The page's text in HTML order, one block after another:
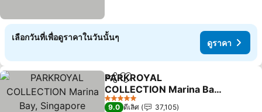
เลือกวันที่เพื่อดูราคาในวันนั้นๆ
ดูราคา
แชร์ เพิ่มในรายการโปรด
PARKROYAL
COLLECTION Marina Bay,
Singapore
5 ดาว
9.0 ดีเลิศ
37,105